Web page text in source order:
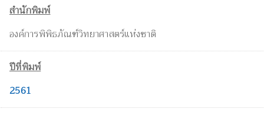
สำนักพิมพ์
องค์การพิพิธภัณฑ์วิทยาศาสตร์แห่งชาติ
ปีที่พิมพ์
2561